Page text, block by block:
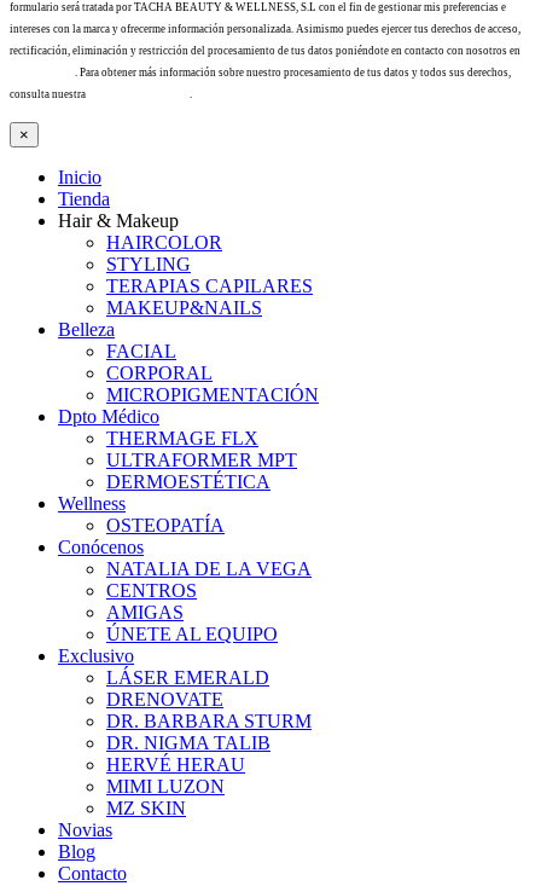
formulario será tratada por TACHA BEAUTY & WELLNESS, S.L con el fin de gestionar mis preferencias e
intereses con la marca y ofrecerme información personalizada. Asimismo puedes ejercer tus derechos de acceso,
rectificación, eliminación y restricción del procesamiento de tus datos poniéndote en contacto con nosotros en
. Para obtener más información sobre nuestro procesamiento de tus datos y todos sus derechos,
consulta nuestra
.
×
Inicio
Tienda
Hair & Makeup
HAIRCOLOR
STYLING
TERAPIAS CAPILARES
MAKEUP&NAILS
Belleza
FACIAL
CORPORAL
MICROPIGMENTACIÓN
Dpto Médico
THERMAGE FLX
ULTRAFORMER MPT
DERMOESTÉTICA
Wellness
OSTEOPATÍA
Conócenos
NATALIA DE LA VEGA
CENTROS
AMIGAS
ÚNETE AL EQUIPO
Exclusivo
LÁSER EMERALD
DRENOVATE
DR. BARBARA STURM
DR. NIGMA TALIB
HERVÉ HERAU
MIMI LUZON
MZ SKIN
Novias
Blog
Contacto